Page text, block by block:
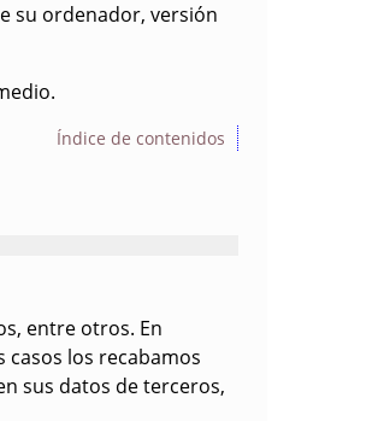
su ordenador, versión
Índice de contenidos
entre otros. En
los recabamos
sus datos de terceros,